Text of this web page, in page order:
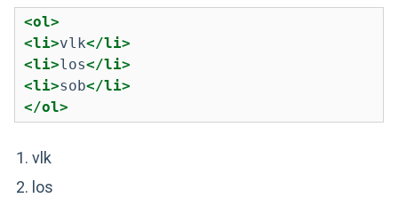
<ol>
<li>vlk</li>
<li>los</li>
<li>sob</li>
</ol>
vlk
los